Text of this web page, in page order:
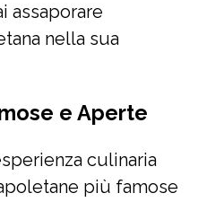
assaporare
nella sua
e Aperte
culinaria
più famose